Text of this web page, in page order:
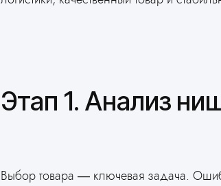
Этап 1. Анализ
Выбор товара — ключевая задача.